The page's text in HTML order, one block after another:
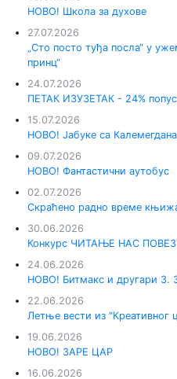
НОВО! Школа за духове
27.07.2026
„Сто посто туђа посла“ у
принц“
24.07.2026
ПЕТАК ИЗУЗЕТАК - 24%
15.07.2026
НОВО! Јабуке са Калемегдана
09.07.2026
НОВО! Фантастични аутобус
02.07.2026
Скраћено радно време
30.06.2026
Конкурс ЧИТАЊЕ НАС
24.06.2026
НОВО! Битмакс и другари 3.
22.06.2026
Летње вести из "Креативног
19.06.2026
НОВО! ЗАРЕ ЦАР
16.06.2026